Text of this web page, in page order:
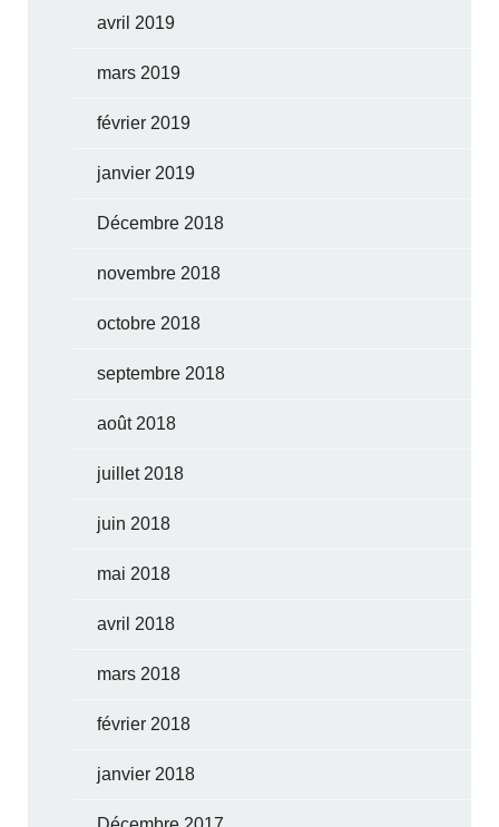
avril 2019
mars 2019
février 2019
janvier 2019
Décembre 2018
novembre 2018
octobre 2018
septembre 2018
août 2018
juillet 2018
juin 2018
mai 2018
avril 2018
mars 2018
février 2018
janvier 2018